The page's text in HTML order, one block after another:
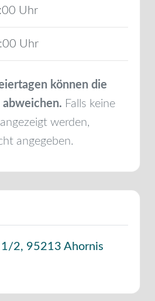
können die
Falls keine
werden,
angegeben.
1/2, 95213 Ahornis